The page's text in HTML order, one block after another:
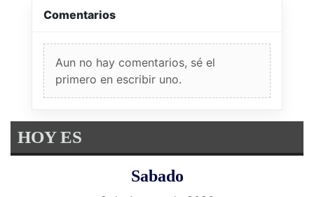
Comentarios
Aun no hay comentarios, sé el
primero en escribir uno.
HOY ES
Sabado